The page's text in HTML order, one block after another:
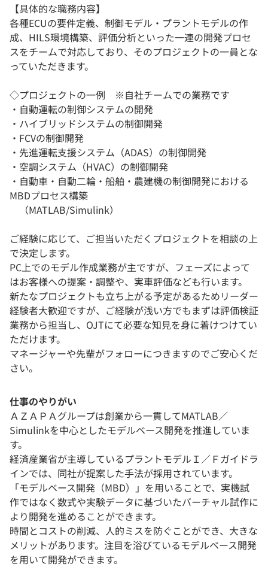
【具体的な職務内容】
各種ECUの要件定義、制御モデル・プラントモデルの作
成、HILS環境構築、評価分析といった一連の開発プロセ
スをチームで対応しており、そのプロジェクトの一員とな
っていただきます。
◇プロジェクトの一例 ※自社チームでの業務です
・自動運転の制御システムの開発
・ハイブリッドシステムの制御開発
・FCVの制御開発
・先進運転支援システム（ADAS）の制御開発
・空調システム（HVAC）の制御開発
・自動車・自動二輪・船舶・農建機の制御開発における
MBDプロセス構築
（MATLAB/Simulink）
ご経験に応じて、ご担当いただくプロジェクトを相談の上
で決定します。
PC上でのモデル作成業務が主ですが、フェーズによって
はお客様への提案・調整や、実車評価なども行います。
新たなプロジェクトも立ち上がる予定があるためリーダー
経験者大歓迎ですが、ご経験が浅い方でもまずは評価検証
業務から担当し、OJTにて必要な知見を身に着けつけてい
ただけます。
マネージャーや先輩がフォローにつきますのでご安心くだ
さい。
仕事のやりがい
ＡＺＡＰＡグループは創業から一貫してMATLAB／
Simulinkを中心としたモデルベース開発を推進していま
す。
経済産業省が主導しているプラントモデルＩ／Ｆガイドラ
インでは、同社が提案した手法が採用されています。
「モデルベース開発（MBD）」を用いることで、実機試
作ではなく数式や実験データに基づいたバーチャル試作に
より開発を進めることができます。
時間とコストの削減、人的ミスを防ぐことができ、大きな
メリットがあります。注目を浴びているモデルベース開発
を用いて開発ができます。